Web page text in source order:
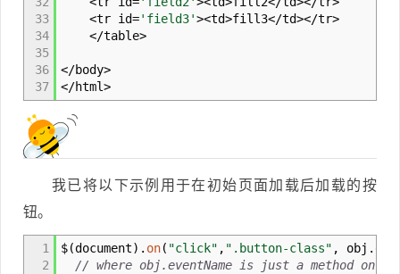
33
34
35
36
37
<tr id='field3'><td>fill3</td></tr>
</table>
</body>
</html>
我已将以下示例用于在初始页面加载后加载的按
钮。
1
2
$(document) . on( "click" , ".button-class" , obj.
// where obj.eventName is just a method on